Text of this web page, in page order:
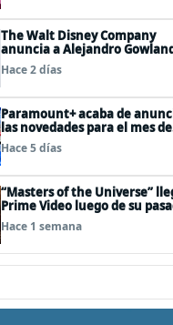
The Walt Disney Company
anuncia a Alejandro
como Director de Ad Sales &
Partnerships para el Cono Sur
Hace 2 días
Paramount+ acaba de
las novedades para el mes de
agosto
Hace 5 días
“Masters of the Universe”
Prime Video luego de su
por la pantalla grande
Hace 1 semana